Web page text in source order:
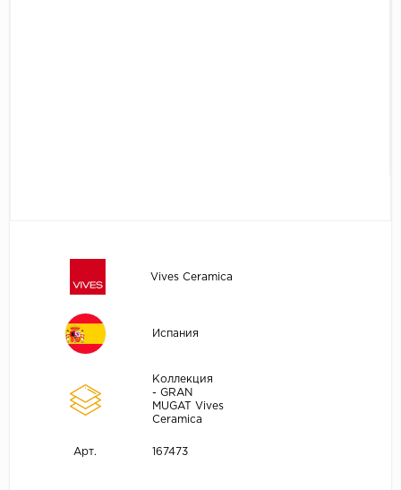
Vives Ceramica
Испания
Коллекция
- GRAN
MUGAT Vives
Ceramica
Арт. 167473